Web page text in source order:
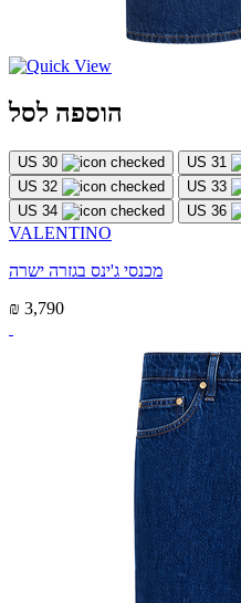
הוספה לסל
US 30
US 31
US 32
US 33
US 34
US 36
VALENTINO
מכנסי ג'ינס בגזרה ישרה
₪ 3,790